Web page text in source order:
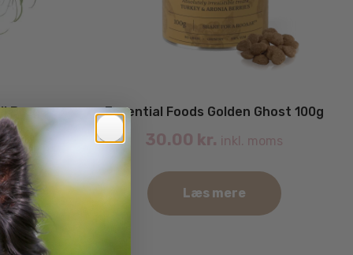
Brug Essential Foods Golden Ghost 100g
30.00 kr. inkl. moms
Læs mere